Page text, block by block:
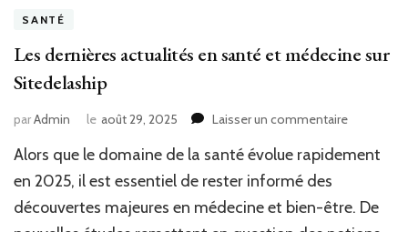
SANTÉ
Les dernières actualités en santé et médecine sur
Sitedelaship
parAdmin le août 29, 2025 Laisser un commentairesur
dernières
santé
Alors que le domaine de la santé évolue rapidement
en 2025, il est essentiel de rester informé des
découvertes majeures en médecine et bien-être. De